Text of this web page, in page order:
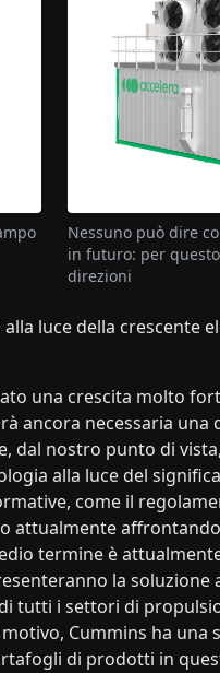
Nessuno può dire
in futuro: per
direzioni
luce della crescente
una crescita molto
ancora necessaria
dal nostro punto di
alla luce del
come il
attualmente
termine è
la soluzione
tutti i settori di
Cummins ha
di prodotti in